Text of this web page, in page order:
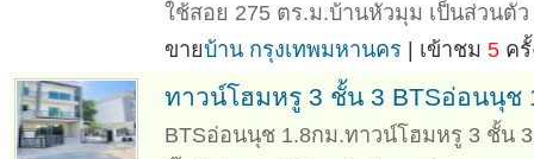
ใช้สอย 275 ตร.ม.บ้านหัวมุม เป็นส่วนตั
ขายบ้าน กรุงเทพมหานคร | เข้าชม 5 ค
ทาวน์โฮมหรู 3 ชั้น 3 BTSอ่อนนุ
BTSอ่อนนุช 1.8กม.ทาวน์โฮมหรู 3 ชั้น